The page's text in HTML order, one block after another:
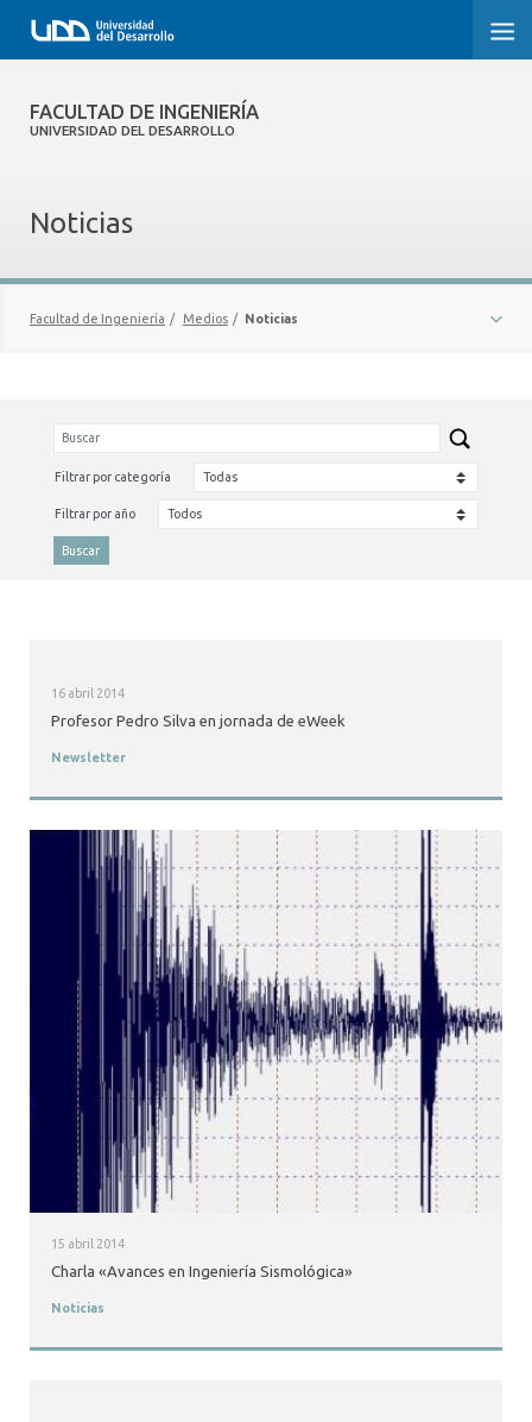
FACULTAD DE INGENIERÍA
UNIVERSIDAD DEL DESARROLLO
FACULTAD DE INGENIERÍA
FACULTAD DE INGENIERÍA
POSTGRADOS Y EDUCACIÓN CONTINUA
INVESTIGACIÓN
VINCULACIÓN CON EL MEDIO
ALUMNI
Noticias
Facultad de Ingeniería / Medios / Noticias
Filtrar por categoría
Filtrar por año
Buscar
16 abril 2014
Profesor Pedro Silva en jornada de eWeek
Newsletter
15 abril 2014
Charla «Avances en Ingeniería Sismológica»
Noticias